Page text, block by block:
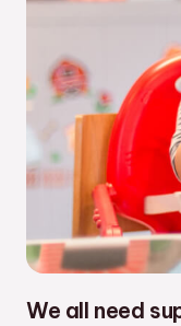
We all need